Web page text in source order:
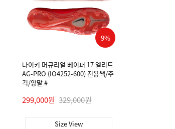
9%
나이키 머큐리얼 베이퍼 17 엘리트
AG-PRO (IO4252-600) 전용쌕/주
걱/양말 #
299,000원 329,000원
Size View